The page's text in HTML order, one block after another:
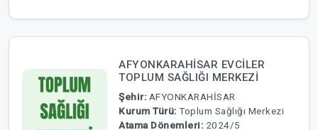
AFYONKARAHİSAR EVCİLER
TOPLUM SAĞLIĞI MERKEZİ
Şehir: AFYONKARAHİSAR
Kurum Türü: Toplum Sağlığı Merkezi
Atama Dönemleri: 2024/5